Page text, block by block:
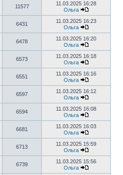
11577
11.03.2025 16:28
Ольга
6431
11.03.2025 16:23
Ольга
6478
11.03.2025 16:20
Ольга
6573
11.03.2025 16:18
Ольга
6551
11.03.2025 16:16
Ольга
6597
11.03.2025 16:12
Ольга
6594
11.03.2025 16:08
Ольга
6681
11.03.2025 16:03
Ольга
6713
11.03.2025 15:59
Ольга
6739
11.03.2025 15:56
Ольга